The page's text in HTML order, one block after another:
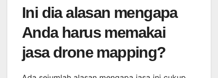
Ini dia alasan mengapa
Anda harus memakai
jasa drone mapping?